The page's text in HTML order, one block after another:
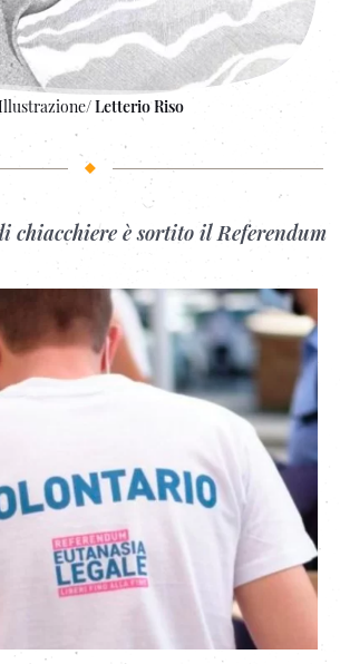
Letterio Riso
chiacchiere è sortito il Referendum